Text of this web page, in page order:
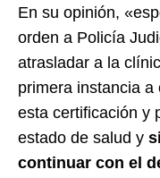
En su opinión,
orden a Policía
atrasladar a la
primera instancia
esta certificación y
estado de salud y
continuar con el